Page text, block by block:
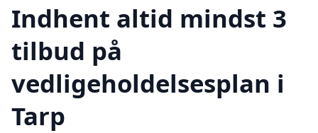
Indhent altid mindst 3
tilbud på
vedligeholdelsesplan i
Tarp